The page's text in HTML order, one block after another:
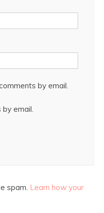
by email.
email.
spam. Learn how your